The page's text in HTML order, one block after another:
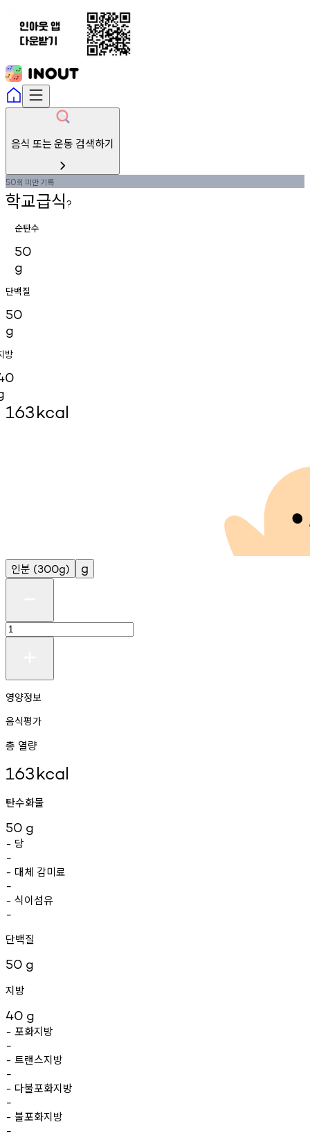
음식 또는 운동 검색하기
50회 미만기록
학교급식?
순탄수
50
g
단백질
50
g
방
163kcal
인분 (300g) g
영양정보
음식평가
총 열량
163kcal
탄수화물
50 g
- 당
-
- 대체 감미료
-
- 식이섬유
-
단백질
50 g
지방
40 g
- 포화지방
-
- 트랜스지방
-
- 다불포화지방
-
- 불포화지방
-